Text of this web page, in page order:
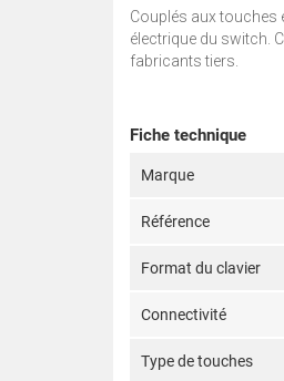
Couplés aux touches
électrique du switch.
fabricants tiers.
Fiche technique
Marque
Référence
Format du clavier
Connectivité
Type de touches